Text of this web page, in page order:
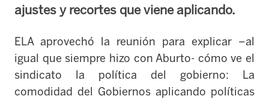
ajustes y recortes que viene aplicando.
ELA aprovechó la reunión para explicar –al
igual que siempre hizo con Aburto- cómo ve el
sindicato la política del gobierno: La
comodidad del Gobiernos aplicando políticas